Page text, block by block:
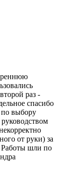
раз -
спасибо
выбору
от руки) за
Работы шли по